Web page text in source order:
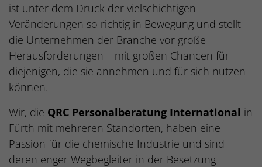
ist unter dem Druck der vielschichtigen
Veränderungen so richtig in Bewegung und stellt
die Unternehmen der Branche vor große
Herausforderungen – mit großen Chancen für
diejenigen, die sie annehmen und für sich nutzen
können.
Wir, die QRC Personalberatung International in
Fürth mit mehreren Standorten, haben eine
Passion für die chemische Industrie und sind
deren enger Wegbegleiter in der Besetzung